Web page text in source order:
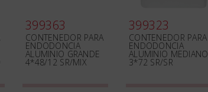
399363
CONTENEDOR PARA
ENDODONCIA
ALUMINIO GRANDE
4*48/12 SR/MIX
399323
CONTENEDOR PARA
ENDODONCIA
ALUMINIO MEDIANO
3*72 SR/SR